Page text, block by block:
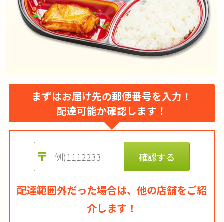
まずはお届け先の郵便番号を入力！
配達可能か確認します！
配達範囲外だった場合は、他の店舗をご紹
介します！